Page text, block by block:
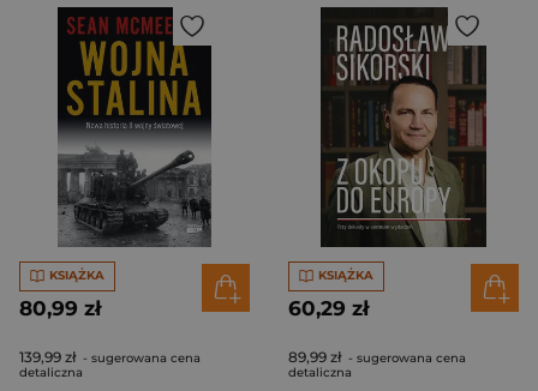
KSIĄŻKA
80,99 zł
139,99 zł - sugerowana cena
detaliczna
KSIĄŻKA
60,29 zł
89,99 zł - sugerowana cena
detaliczna